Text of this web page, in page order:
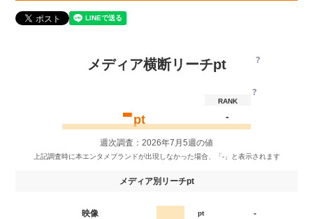
メディア横断リーチpt
-pt
RANK
-
週次調査：2026年7月5週の値
メディア別リーチpt
映像 pt
-